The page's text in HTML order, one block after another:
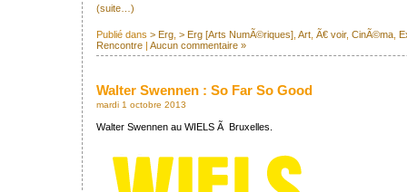
(suite…)
Publié dans > Erg > Erg [Arts NumÃ©riques] Art Ã€ voir, CinÃ©ma
Rencontre | Aucun commentaire »
Walter Swennen : So Far So Good
mardi 1 octobre 2013
Walter Swennen au WIELS Ã Bruxelles.